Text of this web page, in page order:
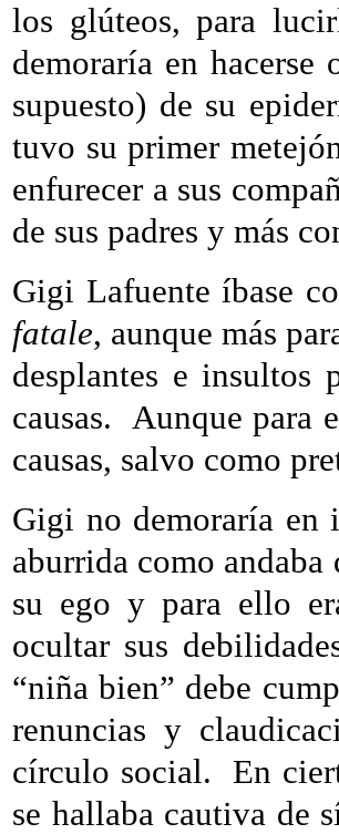
los glúteos, para
demoraría en
supuesto) de su
tuvo su primer
enfurecer a sus
de sus padres y más
Gigi Lafuente íbase
fatale, aunque más
desplantes e insultos
causas. Aunque para
causas, salvo como
Gigi no demoraría en
aburrida como
su ego y para ello
ocultar sus
“niña bien” debe
renuncias y
círculo social.
En
se hallaba cautiva de